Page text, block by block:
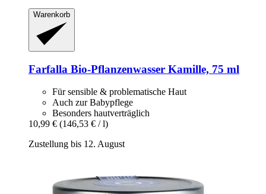
Warenkorb
Farfalla Bio-​Pflanzenwasser Kamille, 75 ml
Für sensible & problematische Haut
Auch zur Babypflege
Besonders hautverträglich
10,99 € (146,53 € / l)
Zustellung bis 12. August